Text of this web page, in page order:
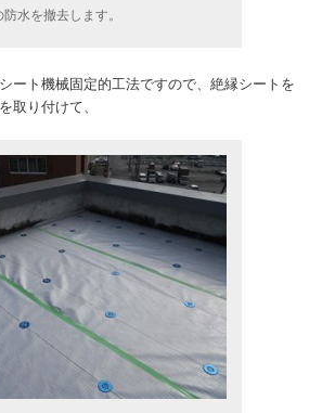
水を撤去します。
ート機械固定的工法ですので、絶縁シートを
取り付けて、